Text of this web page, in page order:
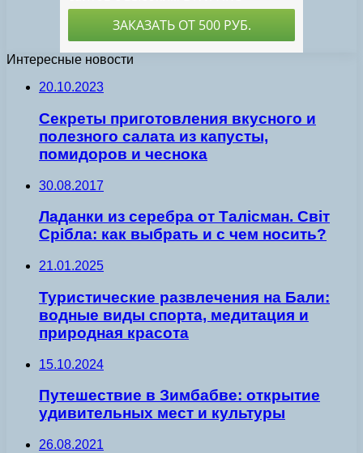
Интересные новости
20.10.2023
Секреты приготовления вкусного и
полезного салата из капусты,
помидоров и чеснока
30.08.2017
Ладанки из серебра от Талісман. Світ
Срібла: как выбрать и с чем носить?
21.01.2025
Туристические развлечения на Бали:
водные виды спорта, медитация и
природная красота
15.10.2024
Путешествие в Зимбабве: открытие
удивительных мест и культуры
26.08.2021